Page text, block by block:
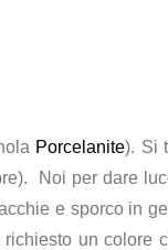
Porcelanite). Si
Noi per dare
e sporco in
un colore